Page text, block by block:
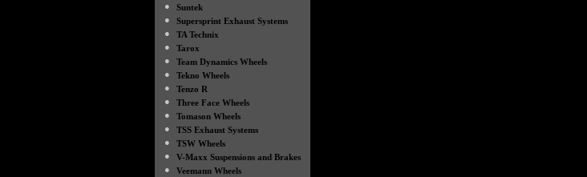
●
Suntek
●
Supersprint Exhaust Systems
●
TA Technix
●
Tarox
●
Team Dynamics Wheels
●
Tekno Wheels
●
Tenzo R
●
Three Face Wheels
●
Tomason Wheels
●
TSS Exhaust Systems
●
TSW Wheels
●
V-Maxx Suspensions and Brakes
●
Veemann Wheels